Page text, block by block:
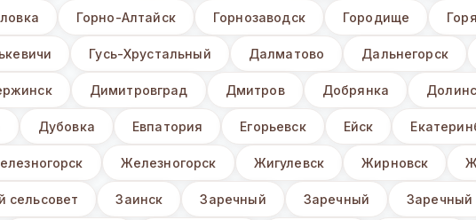
Горно-Алтайск Горнозаводск Городище
Гусь-Хрустальный Далматово Дальнегорск
Димитровград Дмитров Добрянка
Дубовка Евпатория Егорьевск Ейск
Железногорск Жигулевск Жирновск
сельсовет Заинск Заречный Заречный Заречный